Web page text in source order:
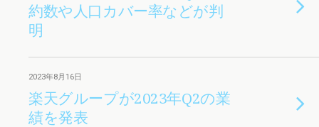
約数や人口カバー率などが判
明
2023年8月16日
楽天グループが2023年Q2の業
績を発表